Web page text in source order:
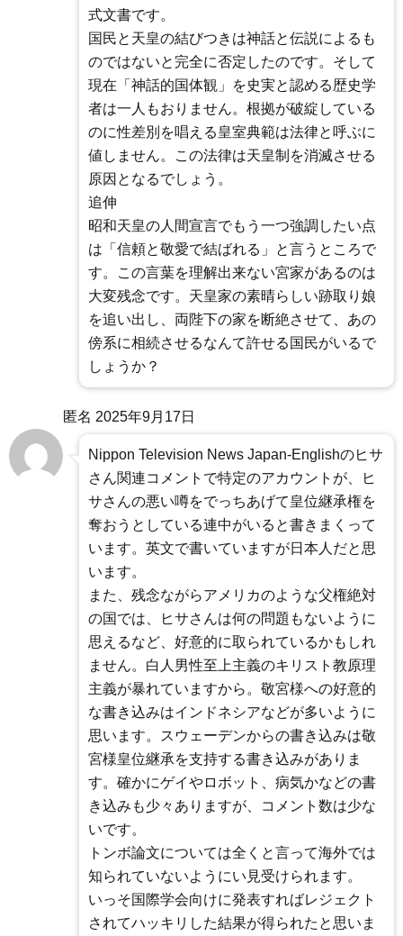
式文書です。
国民と天皇の結びつきは神話と伝説によるも
のではないと完全に否定したのです。そして
現在「神話的国体観」を史実と認める歴史学
者は一人もおりません。根拠が破綻している
のに性差別を唱える皇室典範は法律と呼ぶに
値しません。この法律は天皇制を消滅させる
原因となるでしょう。
追伸
昭和天皇の人間宣言でもう一つ強調したい点
は「信頼と敬愛で結ばれる」と言うところで
す。この言葉を理解出来ない宮家があるのは
大変残念です。天皇家の素晴らしい跡取り娘
を追い出し、両陛下の家を断絶させて、あの
傍系に相続させるなんて許せる国民がいるで
しょうか？
匿名 2025年9月17日
Nippon Television News Japan-Englishのヒサ
さん関連コメントで特定のアカウントが、ヒ
サさんの悪い噂をでっちあげて皇位継承権を
奪おうとしている連中がいると書きまくって
います。英文で書いていますが日本人だと思
います。
また、残念ながらアメリカのような父権絶対
の国では、ヒサさんは何の問題もないように
思えるなど、好意的に取られているかもしれ
ません。白人男性至上主義のキリスト教原理
主義が暴れていますから。敬宮様への好意的
な書き込みはインドネシアなどが多いように
思います。スウェーデンからの書き込みは敬
宮様皇位継承を支持する書き込みがありま
す。確かにゲイやロボット、病気かなどの書
き込みも少々ありますが、コメント数は少な
いです。
トンボ論文については全くと言って海外では
知られていないようにい見受けられます。
いっそ国際学会向けに発表すればレジェクト
されてハッキリした結果が得られたと思いま